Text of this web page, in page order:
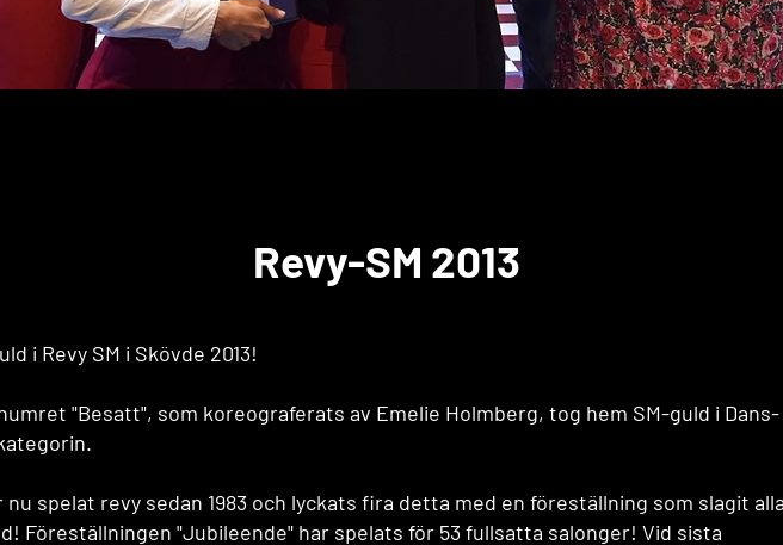
Revy-SM 2013
i Revy SM i Skövde 2013!
"Besatt", som koreograferats av Emelie Holmberg, tog hem SM-guld i Dans-
nu spelat revy sedan 1983 och lyckats fira detta med en föreställning som slagit alla
Föreställningen "Jubileende" har spelats för 53 fullsatta salonger! Vid sista